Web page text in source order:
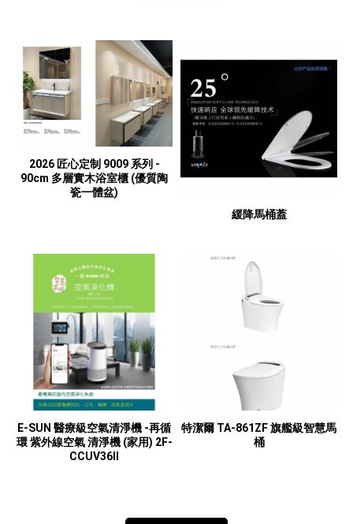
2026 匠心定制 9009 系列 -
90cm 多層實木浴室櫃 (優質陶
瓷一體盆)
緩降馬桶蓋
E-SUN 醫療級空氣清淨機 -再循
環 紫外線空氣 清淨機 (家用) 2F-
CCUV36II
特潔爾 TA-861ZF 旗艦級智慧馬
桶